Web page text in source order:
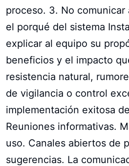
proceso. 3. No comunicar
el porqué del sistema
explicar al equipo su
beneficios y el impacto
resistencia natural,
de vigilancia o control
implementación exitosa
Reuniones informativas.
uso. Canales abiertos de
sugerencias. La